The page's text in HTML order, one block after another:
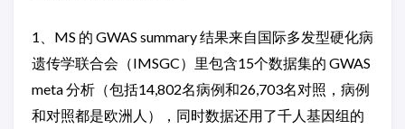
1、MS 的 GWAS summary 结果来自国际多发型硬化病
遗传学联合会（IMSGC）里包含15个数据集的 GWAS
meta 分析（包括14,802名病例和26,703名对照，病例
和对照都是欧洲人），同时数据还用了千人基因组的